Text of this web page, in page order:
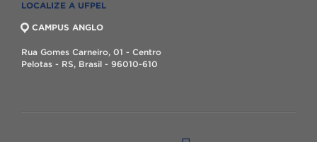
LOCALIZE A UFPEL
CAMPUS ANGLO
Rua Gomes Carneiro, 01 - Centro
Pelotas - RS, Brasil - 96010-610